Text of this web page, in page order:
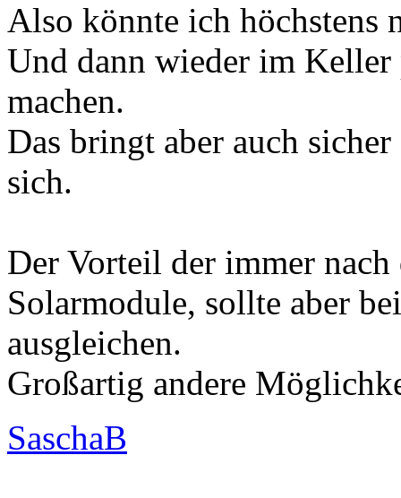
Also könnte ich höchstens
Und dann wieder im
machen.
Das bringt aber auch
sich.
Der Vorteil der immer nach
Solarmodule, sollte aber
ausgleichen.
Großartig andere
SaschaB